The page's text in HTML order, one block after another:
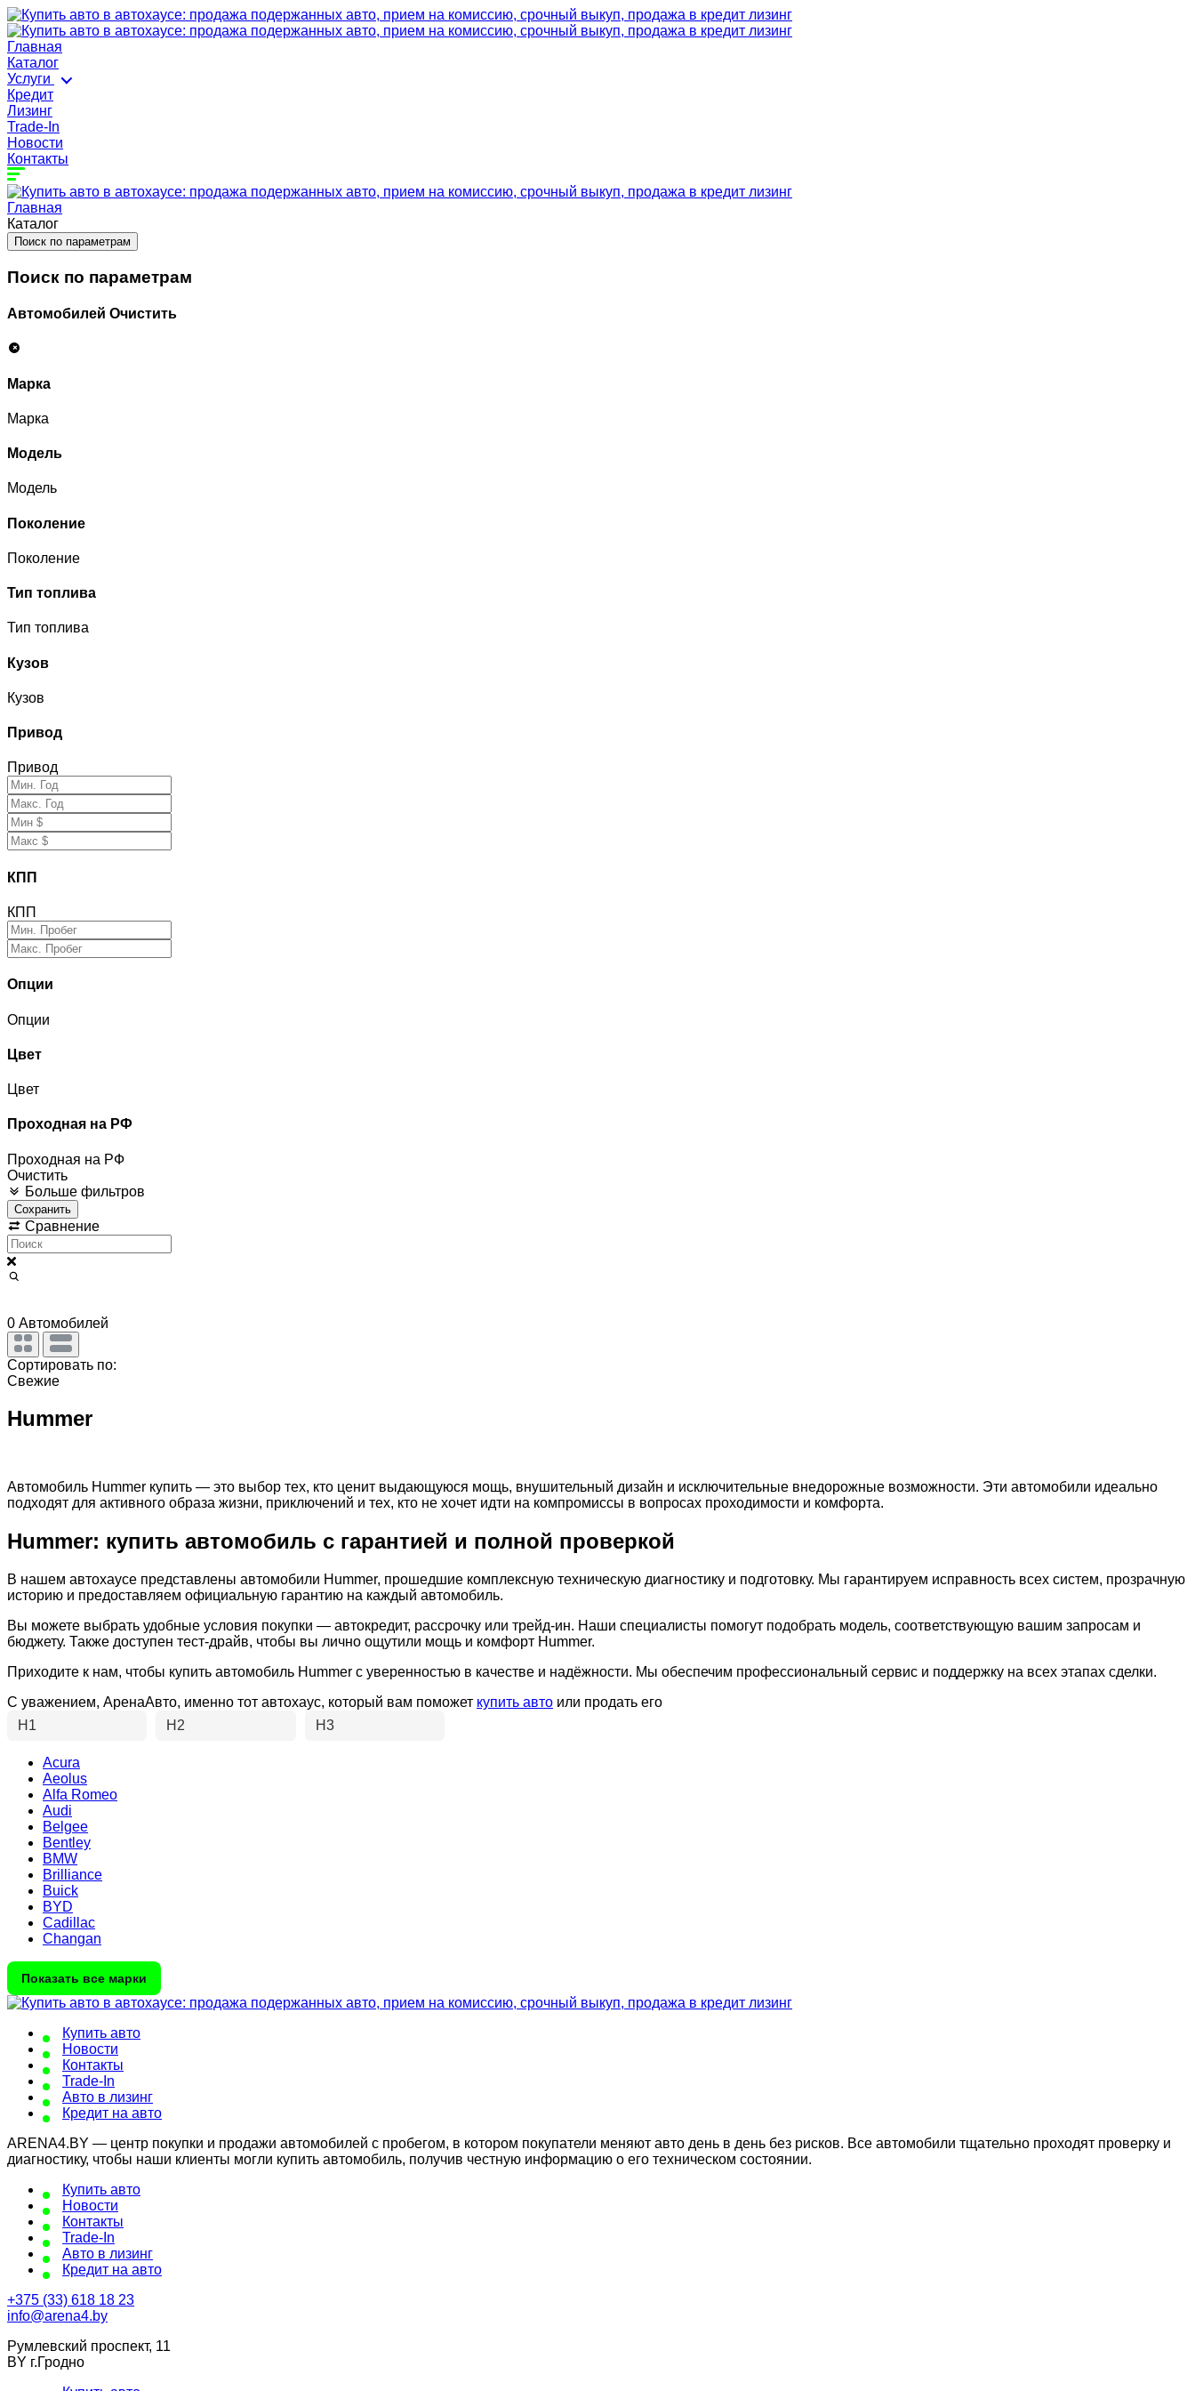
Главная
Каталог
Услуги
Кредит
Лизинг
Trade-In
Новости
Контакты
Главная
Каталог
Поиск по параметрам
Поиск по параметрам
Автомобилей Очистить
Марка
Марка
Модель
Модель
Поколение
Поколение
Тип топлива
Тип топлива
Кузов
Кузов
Привод
Привод
КПП
КПП
Опции
Опции
Цвет
Цвет
Проходная на РФ
Проходная на РФ
Очистить
Больше фильтров
Сохранить
Сравнение
0 Автомобилей
Сортировать по:
Свежие
Hummer
Автомобиль Hummer купить — это выбор тех, кто ценит выдающуюся мощь, внушительный дизайн и исключительные внедорожные возможности. Эти автомобили идеально
подходят для активного образа жизни, приключений и тех, кто не хочет идти на компромиссы в вопросах проходимости и комфорта.
Hummer: купить автомобиль с гарантией и полной проверкой
В нашем автохаусе представлены автомобили Hummer, прошедшие комплексную техническую диагностику и подготовку. Мы гарантируем исправность всех систем, прозрачную
историю и предоставляем официальную гарантию на каждый автомобиль.
Вы можете выбрать удобные условия покупки — автокредит, рассрочку или трейд-ин. Наши специалисты помогут подобрать модель, соответствующую вашим запросам и
бюджету. Также доступен тест-драйв, чтобы вы лично ощутили мощь и комфорт Hummer.
Приходите к нам, чтобы купить автомобиль Hummer с уверенностью в качестве и надёжности. Мы обеспечим профессиональный сервис и поддержку на всех этапах сделки.
С уважением, АренаАвто, именно тот автохаус, который вам поможет купить авто или продать его
H1
H2 H3
Acura
Aeolus
Alfa Romeo
Audi
Belgee
Bentley
BMW
Brilliance
Buick
BYD
Cadillac
Changan
Показать все марки
Купить авто
Новости
Контакты
Trade-In
Авто в лизинг
Кредит на авто
ARENA4.BY — центр покупки и продажи автомобилей с пробегом, в котором покупатели меняют авто день в день без рисков. Все автомобили тщательно проходят проверку и
диагностику, чтобы наши клиенты могли купить автомобиль, получив честную информацию о его техническом состоянии.
Купить авто
Новости
Контакты
Trade-In
Авто в лизинг
Кредит на авто
+375 (33) 618 18 23
info@arena4.by
Румлевский проспект, 11
BY г.Гродно